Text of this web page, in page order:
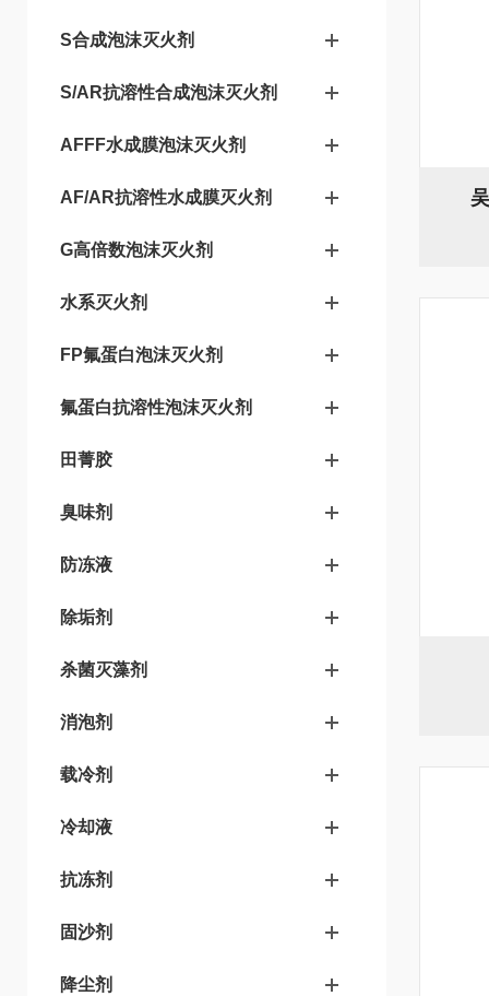
S合成泡沫灭火剂
S/AR抗溶性合成泡沫灭火剂
AFFF水成膜泡沫灭火剂
AF/AR抗溶性水成膜灭火剂
G高倍数泡沫灭火剂
水系灭火剂
FP氟蛋白泡沫灭火剂
氟蛋白抗溶性泡沫灭火剂
田菁胶
臭味剂
防冻液
除垢剂
杀菌灭藻剂
消泡剂
载冷剂
冷却液
抗冻剂
固沙剂
降尘剂